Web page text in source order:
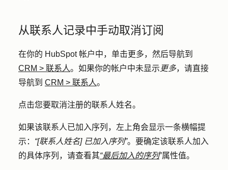
从联系人记录中手动取消订阅
在你的 HubSpot 帐户中，单击更多，然后导航到
CRM > 联系人。如果你的帐户中未显示 更多，请直接
导航到 CRM > 联系人。
点击您要取消注册的联系人姓名。
如果该联系人已加入序列，左上角会显示一条横幅提
示： “[联系人姓名] 已加入序列”。要确定该联系人加入
的具体序列，请查看其“最后加入的序列”属性值。